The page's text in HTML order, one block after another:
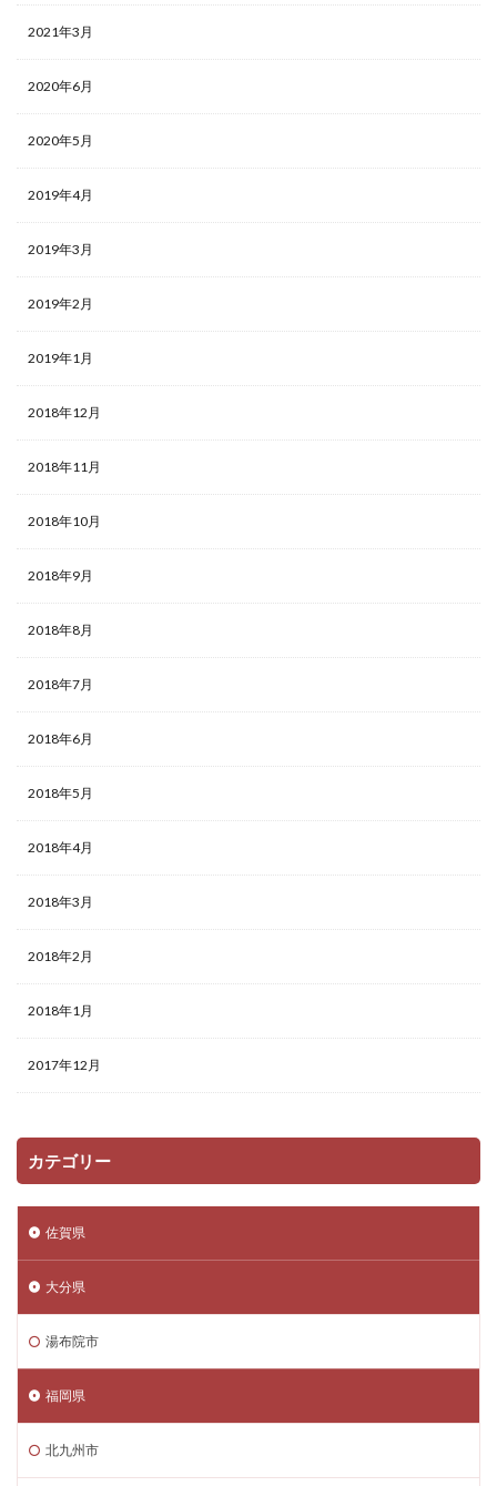
2021年3月
2020年6月
2020年5月
2019年4月
2019年3月
2019年2月
2019年1月
2018年12月
2018年11月
2018年10月
2018年9月
2018年8月
2018年7月
2018年6月
2018年5月
2018年4月
2018年3月
2018年2月
2018年1月
2017年12月
カテゴリー
佐賀県
大分県
湯布院市
福岡県
北九州市